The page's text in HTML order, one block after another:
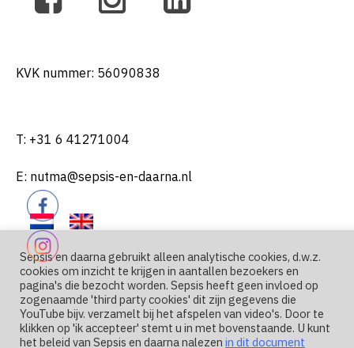
KVK nummer: 56090838
T: +31 6 41271004
E: nutma@sepsis-en-daarna.nl
Sepsis en daarna gebruikt alleen analytische cookies, d.w.z.
cookies om inzicht te krijgen in aantallen bezoekers en
pagina's die bezocht worden. Sepsis heeft geen invloed op
zogenaamde 'third party cookies' dit zijn gegevens die
YouTube bijv. verzamelt bij het afspelen van video's. Door te
klikken op 'ik accepteer' stemt u in met bovenstaande. U kunt
het beleid van Sepsis en daarna nalezen in dit document